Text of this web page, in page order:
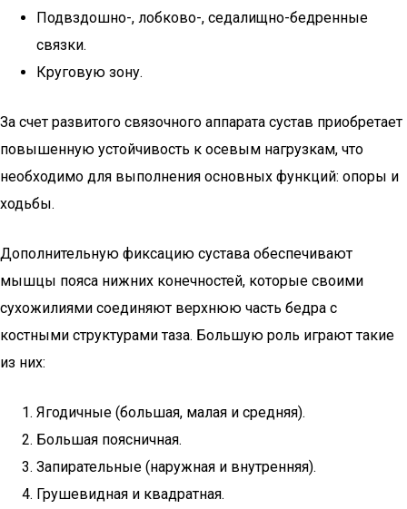
Подвздошно-, лобково-, седалищно-бедренные
связки.
Круговую зону.
За счет развитого связочного аппарата сустав приобретает
повышенную устойчивость к осевым нагрузкам, что
необходимо для выполнения основных функций: опоры и
ходьбы.
Дополнительную фиксацию сустава обеспечивают
мышцы пояса нижних конечностей, которые своими
сухожилиями соединяют верхнюю часть бедра с
костными структурами таза. Большую роль играют такие
из них:
Ягодичные (большая, малая и средняя).
Большая поясничная.
Запирательные (наружная и внутренняя).
Грушевидная и квадратная.